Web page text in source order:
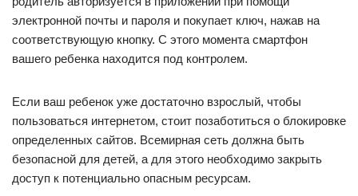
электронной почты и пароля и покупает ключ, нажав на
соответствующую кнопку. С этого момента смартфон
вашего ребенка находится под контролем.
Если ваш ребенок уже достаточно взрослый, чтобы
пользоваться интернетом, стоит позаботиться о блокировке
определенных сайтов. Всемирная сеть должна быть
безопасной для детей, а для этого необходимо закрыть
доступ к потенциально опасным ресурсам.